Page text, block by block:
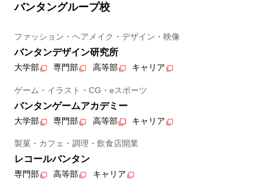
バンタングループ校
ファッション・ヘアメイク・デザイン・映像
バンタンデザイン研究所
大学部 専門部 高等部 キャリア
ゲーム・イラスト・CG・eスポーツ
バンタンゲームアカデミー
大学部 専門部 高等部 キャリア
製菓・カフェ・調理・飲食店開業
レコールバンタン
専門部 高等部 キャリア